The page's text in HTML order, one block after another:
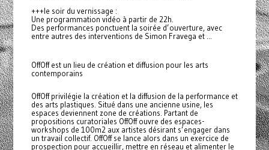
+++le soir du vernissage :
Une programmation vidéo à partir de 22h.
Des performances ponctuent la soirée d’ouverture, avec
entre autres des interventions de Simon Fravega et ...
OffOff est un lieu de création et diffusion pour les arts
contemporains
OffOff privilégie la création et la diffusion de la performance et
des arts plastiques. Situé dans une ancienne usine, les
espaces deviennent zone de créations. Partant de
propositions curatoriales OffOff ouvre des espaces-
workshops de 100m2 aux artistes désirant s’engager dans
un travail collectif. OffOff se lance alors dans un exercice de
prospection pour accueillir, mettre en réseau et alimenter le